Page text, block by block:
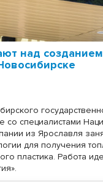
над
со специалистами
из Ярославля
для получения
пластика. Работа